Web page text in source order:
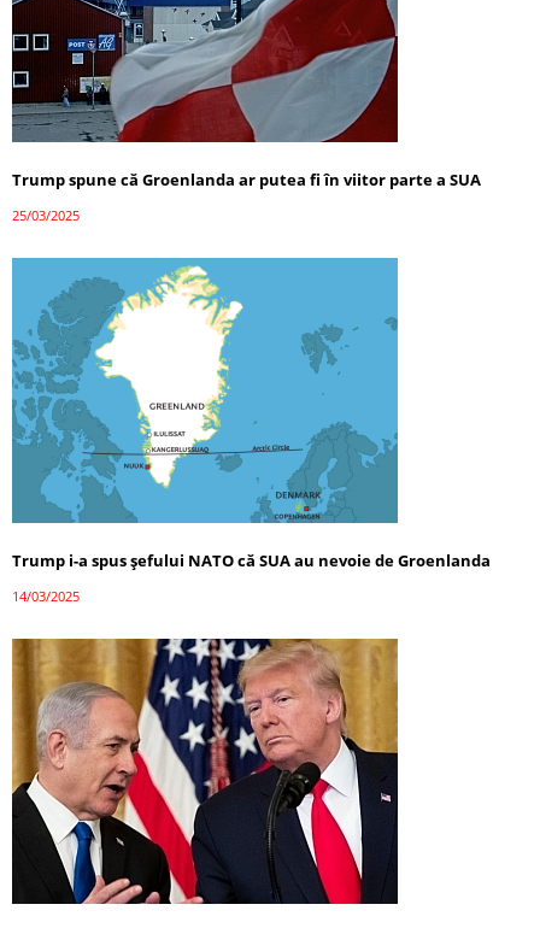
Trump spune că Groenlanda ar putea fi în viitor parte a SUA
25/03/2025
Trump i-a spus șefului NATO că SUA au nevoie de Groenlanda
14/03/2025